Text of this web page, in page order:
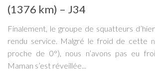
(1376 km) – J34
Finalement, le groupe de squatteurs
rendu service. Malgré le froid de cette
proche de 0°), nous n’avons pas eu
Maman s’est réveillée...